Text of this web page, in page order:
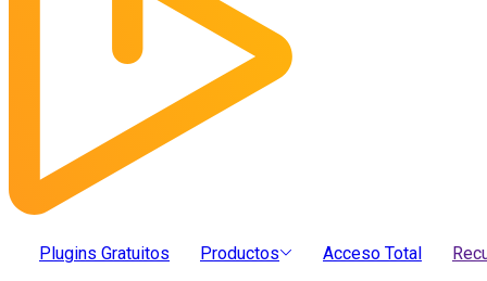
Plugins Gratuitos Productos Acceso Total